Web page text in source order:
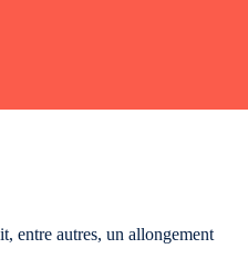
entre autres, un allongement